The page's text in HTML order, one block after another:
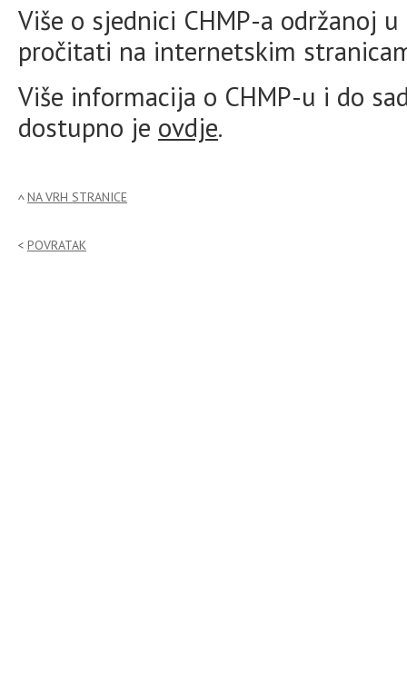
Više o sjednici CHMP-a održanoj
pročitati na internetskim
Više informacija o CHMP-u i do
dostupno je ovdje.
NA VRH STRANICE
POVRATAK